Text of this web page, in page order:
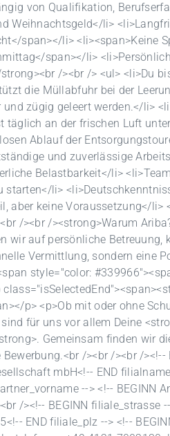
von Qualifikation,
Weihnachtsgeld</li>
span></li> <li><span>Keine
span></li>
/><br /> <ul> <li>Du
die Müllabfuhr bei der
zügig geleert werden.</li>
täglich an der frischen Luft
Ablauf der
und zuverlässige
Belastbarkeit</li>
starten</li>
aber keine Voraussetzung</li>
/><br /><strong>Warum
wir auf persönliche
Vermittlung, sondern eine
style="color:
p> <p>Ob mit oder ohne
für uns vor allem Deine
Gemeinsam finden wir
/><br /><br /
mbH<!-- END
--> <!-- BEGINN
/><!-- BEGINN filiale_strasse
END filiale_plz --> <!--